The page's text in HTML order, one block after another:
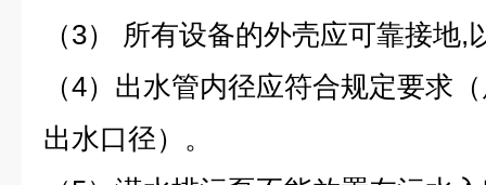
（3） 所有设备的外壳应可靠接地
（4）出水管内径应符合规定要求
出水口径）。